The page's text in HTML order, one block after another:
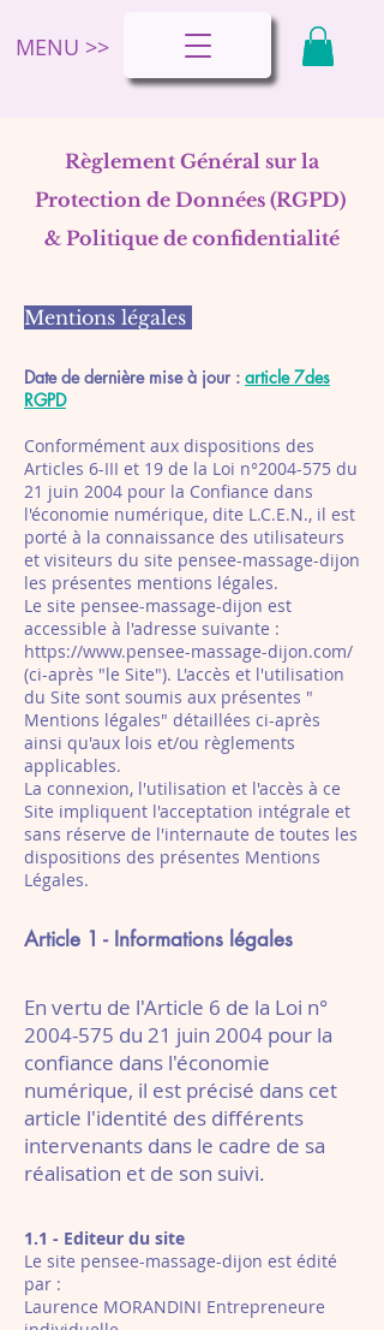
MENU >>
Règlement Général sur la
Protection de Données (RGPD)
& Politique de confidentialité
Mentions légales
Date de dernière mise à jour : article 7des
RGPD
Conformément aux dispositions des
Articles 6-III et 19 de la Loi n°2004-575 du
21 juin 2004 pour la Confiance dans
l'économie numérique, dite L.C.E.N., il est
porté à la connaissance des utilisateurs
et visiteurs du site pensee-massage-dijon
les présentes mentions légales.
Le site pensee-massage-dijon est
accessible à l'adresse suivante :
https://www.pensee-massage-dijon.com/
(ci-après "le Site"). L'accès et l'utilisation
du Site sont soumis aux présentes "
Mentions légales" détaillées ci-après
ainsi qu'aux lois et/ou règlements
applicables.
La connexion, l'utilisation et l'accès à ce
Site impliquent l'acceptation intégrale et
sans réserve de l'internaute de toutes les
dispositions des présentes Mentions
Légales.
Article 1 - Informations légales
En vertu de l'Article 6 de la Loi n°
2004-575 du 21 juin 2004 pour la
confiance dans l'économie
numérique, il est précisé dans cet
article l'identité des différents
intervenants dans le cadre de sa
réalisation et de son suivi.
1.1 - Editeur du site
Le site pensee-massage-dijon est édité
par :
Laurence MORANDINI Entrepreneure